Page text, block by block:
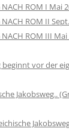
NACH ROM I Mai
NACH ROM II
NACH ROM III
vor der
Jakobsweg..